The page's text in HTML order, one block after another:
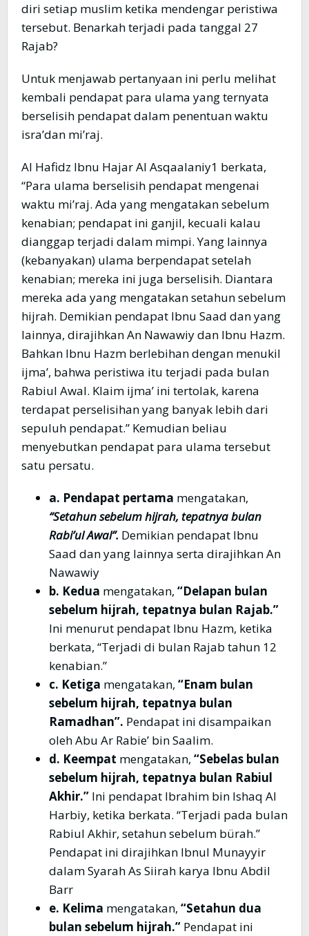
diri setiap muslim ketika mendengar peristiwa
tersebut. Benarkah terjadi pada tanggal 27
Rajab?
Untuk menjawab pertanyaan ini perlu melihat
kembali pendapat para ulama yang ternyata
berselisih pendapat dalam penentuan waktu
isra’dan mi’raj.
Al Hafidz Ibnu Hajar Al Asqaalaniy1 berkata,
“Para ulama berselisih pendapat mengenai
waktu mi’raj. Ada yang mengatakan sebelum
kenabian; pendapat ini ganjil, kecuali kalau
dianggap terjadi dalam mimpi. Yang lainnya
(kebanyakan) ulama berpendapat setelah
kenabian; mereka ini juga berselisih. Diantara
mereka ada yang mengatakan setahun sebelum
hijrah. Demikian pendapat Ibnu Saad dan yang
lainnya, dirajihkan An Nawawiy dan Ibnu Hazm.
Bahkan Ibnu Hazm berlebihan dengan menukil
ijma’, bahwa peristiwa itu terjadi pada bulan
Rabiul Awal. Klaim ijma’ ini tertolak, karena
terdapat perselisihan yang banyak lebih dari
sepuluh pendapat.” Kemudian beliau
menyebutkan pendapat para ulama tersebut
satu persatu.
a. Pendapat pertama mengatakan,
“Setahun sebelum hijrah, tepatnya bulan
Rabi’ul Awal”. Demikian pendapat Ibnu
Saad dan yang lainnya serta dirajihkan An
Nawawiy
b. Kedua mengatakan, “Delapan bulan
sebelum hijrah, tepatnya bulan Rajab.”
Ini menurut pendapat Ibnu Hazm, ketika
berkata, “Terjadi di bulan Rajab tahun 12
kenabian.”
c. Ketiga mengatakan, “Enam bulan
sebelum hijrah, tepatnya bulan
Ramadhan”. Pendapat ini disampaikan
oleh Abu Ar Rabie’ bin Saalim.
d. Keempat mengatakan, “Sebelas bulan
sebelum hijrah, tepatnya bulan Rabiul
Akhir.” Ini pendapat Ibrahim bin Ishaq Al
Harbiy, ketika berkata. “Terjadi pada bulan
Rabiul Akhir, setahun sebelum bürah.”
Pendapat ini dirajihkan Ibnul Munayyir
dalam Syarah As Siirah karya Ibnu Abdil
Barr
e. Kelima mengatakan, “Setahun dua
bulan sebelum hijrah.” Pendapat ini